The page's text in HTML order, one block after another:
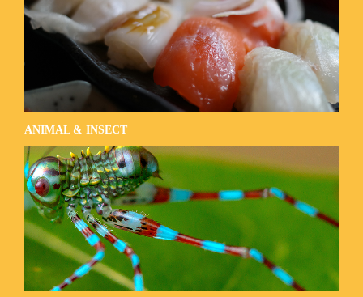
ANIMAL & INSECT